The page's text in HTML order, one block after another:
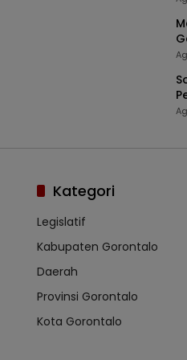
Kategori
Legislatif
Kabupaten Gorontalo
Daerah
Provinsi Gorontalo
Kota Gorontalo